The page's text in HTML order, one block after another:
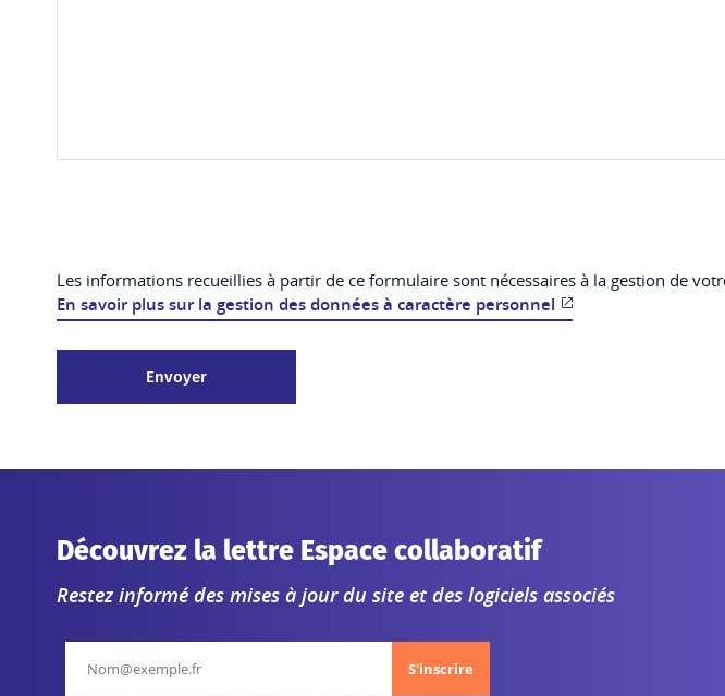
Les informations recueillies à partir de ce formulaire sont nécessaires à la gestion de
En savoir plus sur la gestion des données à caractère personnel
Envoyer
Découvrez la lettre Espace collaboratif
Restez informé des mises à jour du site et des logiciels associés